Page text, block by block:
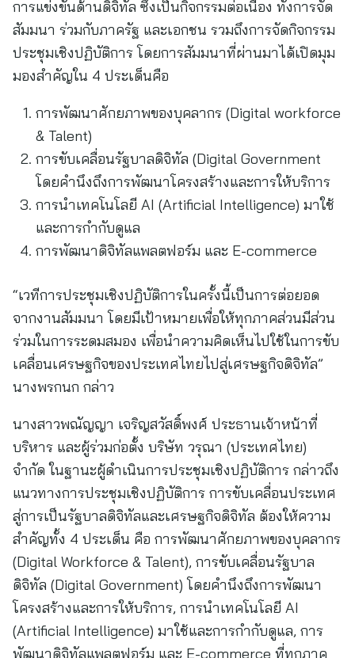
การแข่งขันด้านดิจิทัล ซึ่งเป็นกิจกรรมต่อเนื่อง ทั้งการจัด
สัมมนา ร่วมกับภาครัฐ และเอกชน รวมถึงการจัดกิจกรรม
ประชุมเชิงปฏิบัติการ โดยการสัมมนาที่ผ่านมาได้เปิดมุม
มองสำคัญใน 4 ประเด็นคือ
การพัฒนาศักยภาพของบุคลากร (Digital workforce
& Talent)
การขับเคลื่อนรัฐบาลดิจิทัล (Digital Government
โดยคำนึงถึงการพัฒนาโครงสร้างและการให้บริการ
การนำเทคโนโลยี AI (Artificial Intelligence) มาใช้
และการกำกับดูแล
การพัฒนาดิจิทัลแพลตฟอร์ม และ E-commerce
“เวทีการประชุมเชิงปฏิบัติการในครั้งนี้เป็นการต่อยอด
จากงานสัมมนา โดยมีเป้าหมายเพื่อให้ทุกภาคส่วนมีส่วน
ร่วมในการระดมสมอง เพื่อนำความคิดเห็นไปใช้ในการขับ
เคลื่อนเศรษฐกิจของประเทศไทยไปสู่เศรษฐกิจดิจิทัล”
นางพรกนก กล่าว
นางสาวพณัญญา เจริญสวัสดิ์พงศ์ ประธานเจ้าหน้าที่
บริหาร และผู้ร่วมก่อตั้ง บริษัท วรุณา (ประเทศไทย)
จำกัด ในฐานะผู้ดำเนินการประชุมเชิงปฏิบัติการ กล่าวถึง
แนวทางการประชุมเชิงปฏิบัติการ การขับเคลื่อนประเทศ
สู่การเป็นรัฐบาลดิจิทัลและเศรษฐกิจดิจิทัล ต้องให้ความ
สำคัญทั้ง 4 ประเด็น คือ การพัฒนาศักยภาพของบุคลากร
(Digital Workforce & Talent), การขับเคลื่อนรัฐบาล
ดิจิทัล (Digital Government) โดยคำนึงถึงการพัฒนา
โครงสร้างและการให้บริการ, การนำเทคโนโลยี AI
(Artificial Intelligence) มาใช้และการกำกับดูแล, การ
พัฒนาดิจิทัลแพลตฟอร์ม และ E-commerce ที่ทุกภาค